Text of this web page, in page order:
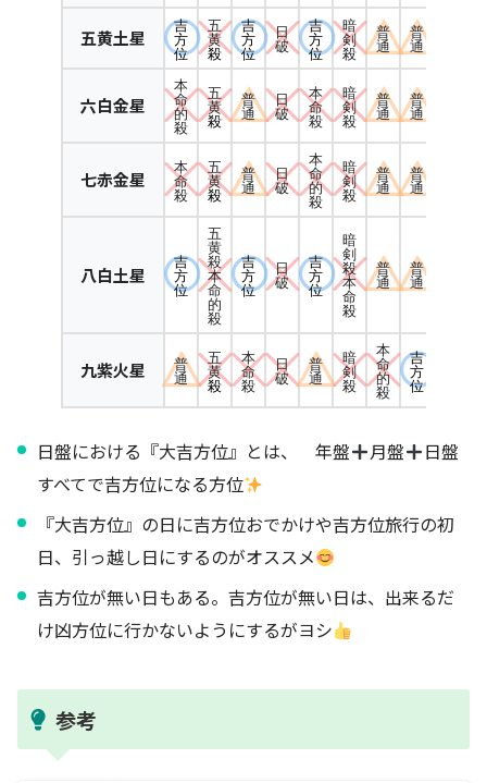
五黄土星
吉
方
位
五
黄
殺
吉
方
位
日
破
吉
方
位
暗
剣
殺
普
通
普
通
六白金星
本
命
的
殺
五
黄
殺
普
通
日
破
本
命
殺
暗
剣
殺
普
通
普
通
七赤金星
本
命
殺
五
黄
殺
普
通
日
破
本
命
的
殺
暗
剣
殺
普
通
普
通
八白土星
吉
方
位
五
黄
殺
本
命
的
殺
吉
方
位
日
破
吉
方
位
暗
剣
殺
本
命
殺
普
通
普
通
九紫火星
普
通
五
黄
殺
本
命
殺
日
破
普
通
暗
剣
殺
本
命
的
殺
吉
方
位
日盤における『大吉方位』とは、 年盤 月盤
日盤
すべてで吉方位になる方位
『大吉方位』の日に吉方位おでかけや吉方位旅行の初
日、引っ越し日にするのがオススメ
吉方位が無い日もある。吉方位が無い日は、出来るだ
け凶方位に行かないようにするがヨシ
参考